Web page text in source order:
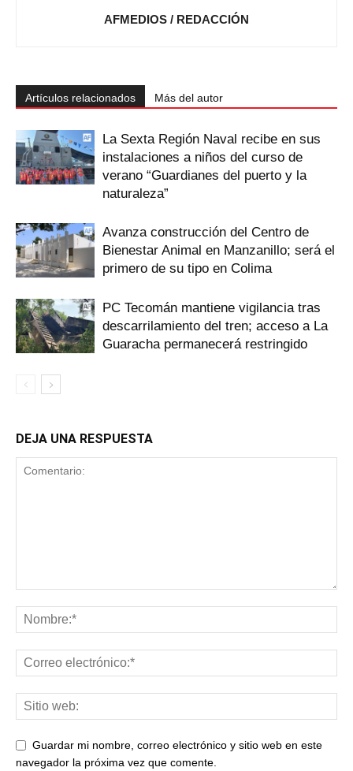
AFMEDIOS / REDACCIÓN
Artículos relacionados Más del autor
La Sexta Región Naval recibe en sus
instalaciones a niños del curso de
verano “Guardianes del puerto y la
naturaleza”
Avanza construcción del Centro de
Bienestar Animal en Manzanillo; será el
primero de su tipo en Colima
PC Tecomán mantiene vigilancia tras
descarrilamiento del tren; acceso a La
Guaracha permanecerá restringido
DEJA UNA RESPUESTA
Guardar mi nombre, correo electrónico y sitio web en este
navegador la próxima vez que comente.